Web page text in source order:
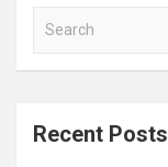
a
c
Recent Posts